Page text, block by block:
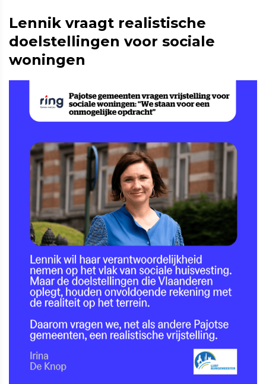
Lennik vraagt realistische
doelstellingen voor sociale
woningen